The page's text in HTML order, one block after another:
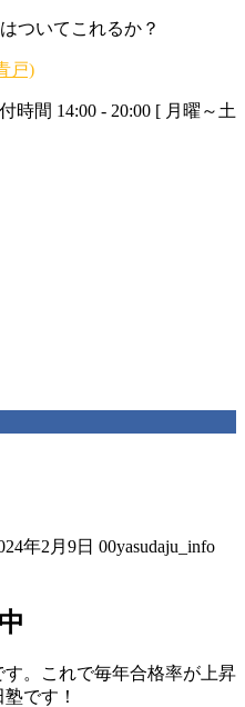
ついてこれるか？
時間 14:00 - 20:00 [ 月曜～土
年2月9日 00yasudaju_info
。これで毎年合格率が上昇
です！